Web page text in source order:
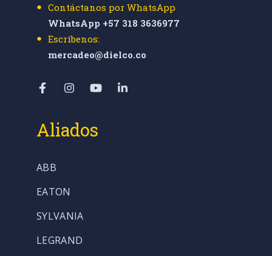
Contáctanos por WhatsApp
WhatsApp +57 318 3636977
Escríbenos:
mercadeo@dielco.co
Aliados
ABB
EATON
SYLVANIA
LEGRAND